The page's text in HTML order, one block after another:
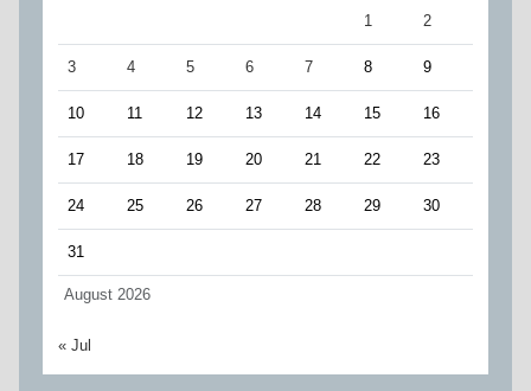
August 2026
1 2
3 4 5 6 7 8 9
10 11 12 13 14 15 16
17 18 19 20 21 22 23
24 25 26 27 28 29 30
31
« Jul